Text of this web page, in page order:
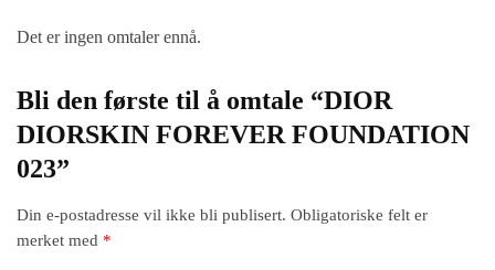
Det er ingen omtaler ennå.
Bli den første til å omtale “DIOR
DIORSKIN FOREVER FOUNDATION
023”
Din e-postadresse vil ikke bli publisert. Obligatoriske felt er
merket med *